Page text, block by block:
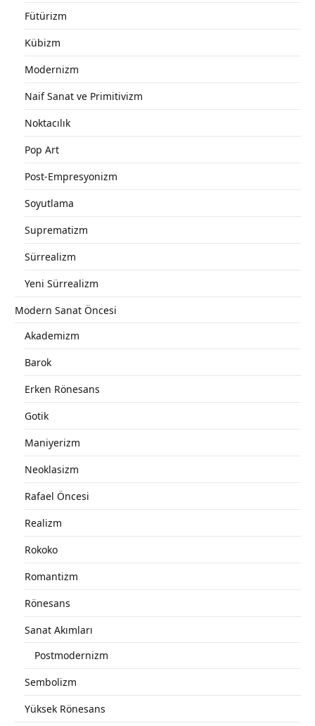
Fütürizm
Kübizm
Modernizm
Naif Sanat ve Primitivizm
Noktacılık
Pop Art
Post-Empresyonizm
Soyutlama
Suprematizm
Sürrealizm
Yeni Sürrealizm
Modern Sanat Öncesi
Akademizm
Barok
Erken Rönesans
Gotik
Maniyerizm
Neoklasizm
Rafael Öncesi
Realizm
Rokoko
Romantizm
Rönesans
Sanat Akımları
Postmodernizm
Sembolizm
Yüksek Rönesans